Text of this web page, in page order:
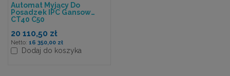
Automat Myjący Do
Posadzek IPC Gansow
CT40 C50
20 110,50 zł
16 350,00 zł
Dodaj do koszyka